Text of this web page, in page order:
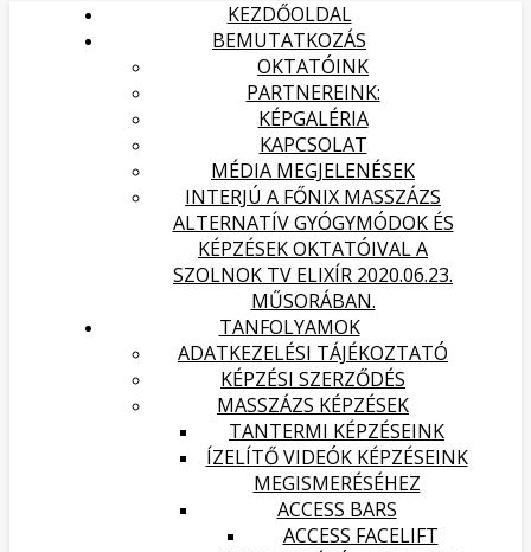
KEZDŐOLDAL
BEMUTATKOZÁS
OKTATÓINK
PARTNEREINK:
KÉPGALÉRIA
KAPCSOLAT
MÉDIA MEGJELENÉSEK
INTERJÚ A FŐNIX MASSZÁZS
ALTERNATÍV GYÓGYMÓDOK ÉS
KÉPZÉSEK OKTATÓIVAL A
SZOLNOK TV ELIXÍR 2020.06.23.
MŰSORÁBAN.
TANFOLYAMOK
ADATKEZELÉSI TÁJÉKOZTATÓ
KÉPZÉSI SZERZŐDÉS
MASSZÁZS KÉPZÉSEK
TANTERMI KÉPZÉSEINK
ÍZELÍTŐ VIDEÓK KÉPZÉSEINK
MEGISMERÉSÉHEZ
ACCESS BARS
ACCESS FACELIFT